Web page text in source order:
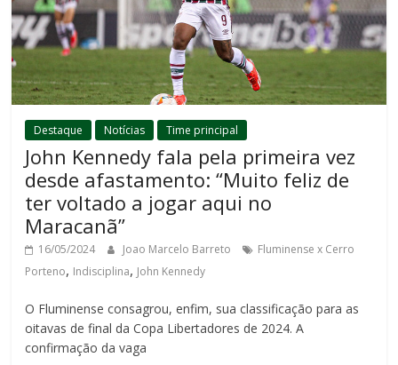
Destaque Notícias Time principal
John Kennedy fala pela primeira vez
desde afastamento: “Muito feliz de
ter voltado a jogar aqui no
Maracanã”
16/05/2024 Joao Marcelo Barreto
Fluminense x Cerro
Porteno, Indisciplina, John Kennedy
O Fluminense consagrou, enfim, sua classificação para as
oitavas de final da Copa Libertadores de 2024. A
confirmação da vaga